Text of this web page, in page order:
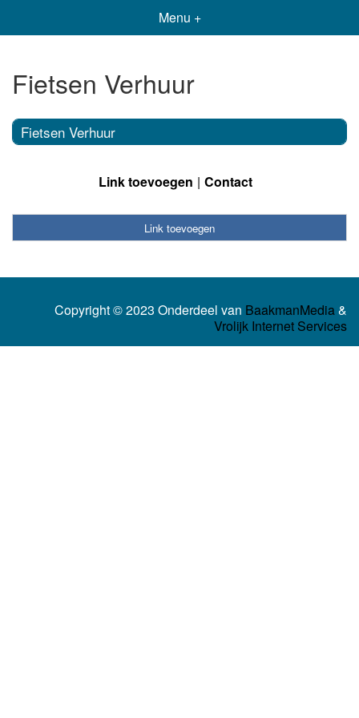
Menu +
Fietsen Verhuur
Fietsen Verhuur
Link toevoegen Contact
Link toevoegen
Copyright © 2023 Onderdeel van BaakmanMedia&
Vrolijk Internet Services